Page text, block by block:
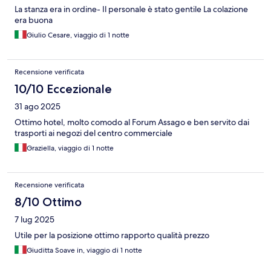
La stanza era in ordine- Il personale è stato gentile La colazione
era buona
Giulio Cesare, viaggio di 1 notte
Recensione verificata
10/10 Eccezionale
31 ago 2025
Ottimo hotel, molto comodo al Forum Assago e ben servito dai
trasporti ai negozi del centro commerciale
Graziella, viaggio di 1 notte
Recensione verificata
8/10 Ottimo
7 lug 2025
Utile per la posizione ottimo rapporto qualità prezzo
Giuditta Soave in, viaggio di 1 notte